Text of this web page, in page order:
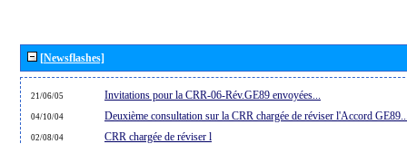
[Newsflashes]
21/06/05 Invitations pour la CRR-06-Rév.GE89 envoyées...
04/10/04 Deuxième consultation sur la CRR chargée de réviser l'Accord
02/08/04 CRR chargée de réviser l